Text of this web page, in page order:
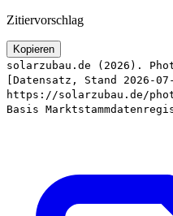
Zitiervorschlag
Kopieren
solarzubau.de (2026).
[Datensatz, Stand 2026-
https://solarzubau.de/
Basis